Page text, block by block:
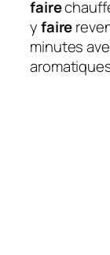
faire
yfaire
minutes